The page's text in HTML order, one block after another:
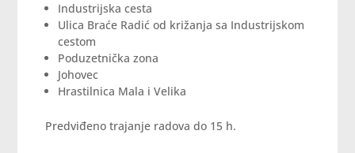
Industrijska cesta
Ulica Braće Radić od križanja sa Industrijskom
cestom
Poduzetnička zona
Johovec
Hrastilnica Mala i Velika
Predviđeno trajanje radova do 15 h.